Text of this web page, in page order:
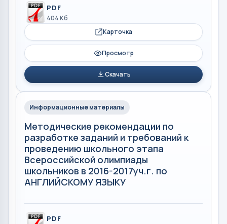
PDF
404 Кб
Карточка
Просмотр
Скачать
Информационные материалы
Методические рекомендации по
разработке заданий и требований к
проведению школьного этапа
Всероссийской олимпиады
школьников в 2016-2017уч.г. по
АНГЛИЙСКОМУ ЯЗЫКУ
PDF